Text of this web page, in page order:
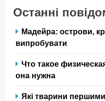
Останні
Мадейра: острови,
випробувати
Что такое
она нужна
Які тварини